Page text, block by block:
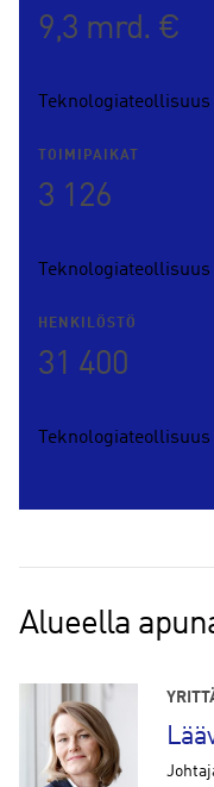
9,3 mrd. €
TOIMIPAIKAT
3 126
HENKILÖSTÖ
31 400
Alueella